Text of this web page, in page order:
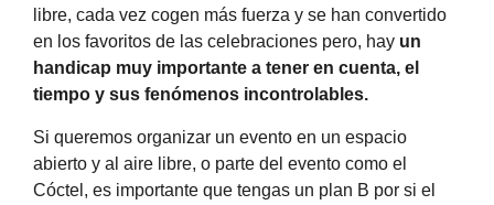
libre, cada vez cogen más fuerza y se han convertido
en los favoritos de las celebraciones pero, hay un
handicap muy importante a tener en cuenta, el
tiempo y sus fenómenos incontrolables.
Si queremos organizar un evento en un espacio
abierto y al aire libre, o parte del evento como el
Cóctel, es importante que tengas un plan B por si el